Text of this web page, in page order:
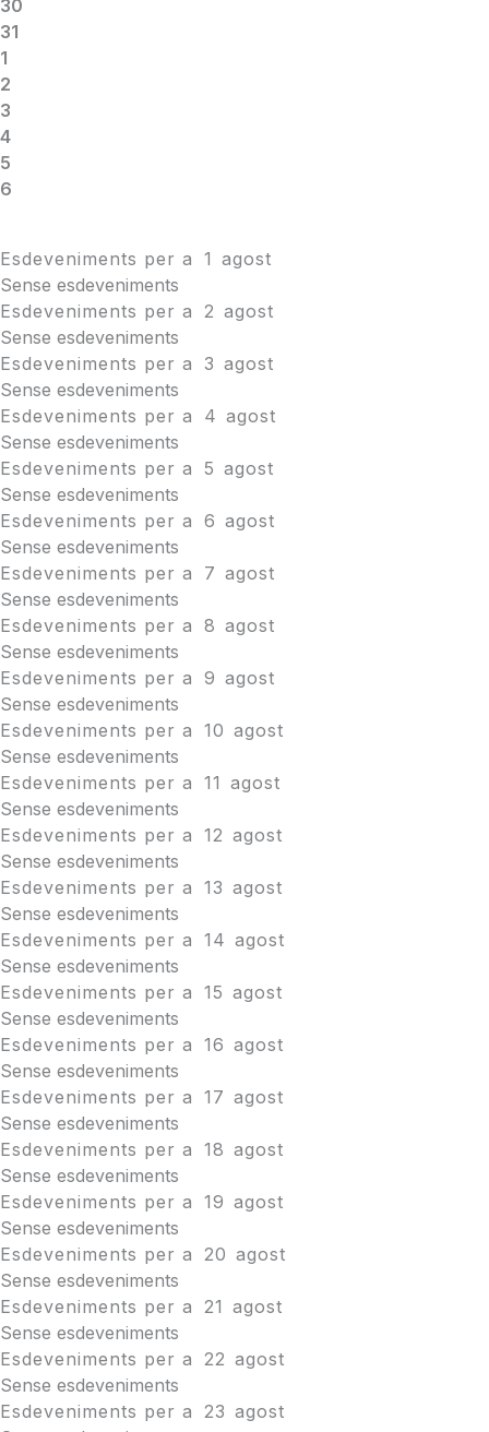
30
31
1
2
3
4
5
6
Esdeveniments per a 1 agost
Sense esdeveniments
Esdeveniments per a
2 agost
Sense esdeveniments
Esdeveniments per a 3 agost
Sense esdeveniments
Esdeveniments per a
4 agost
Sense esdeveniments
Esdeveniments per a 5 agost
Sense esdeveniments
Esdeveniments per a 6 agost
Sense esdeveniments
Esdeveniments per a
7 agost
Sense esdeveniments
Esdeveniments per a 8 agost
Sense esdeveniments
Esdeveniments per a 9 agost
Sense esdeveniments
Esdeveniments per a 10 agost
Sense esdeveniments
Esdeveniments per a 11 agost
Sense esdeveniments
Esdeveniments per a 12 agost
Sense esdeveniments
Esdeveniments per a 13 agost
Sense esdeveniments
Esdeveniments per a 14 agost
Sense esdeveniments
Esdeveniments per a 15 agost
Sense esdeveniments
Esdeveniments per a 16 agost
Sense esdeveniments
Esdeveniments per a 17 agost
Sense esdeveniments
Esdeveniments per a 18 agost
Sense esdeveniments
Esdeveniments per a 19 agost
Sense esdeveniments
Esdeveniments per a
20 agost
Sense esdeveniments
Esdeveniments per a
21 agost
Sense esdeveniments
Esdeveniments per a
22 agost
Sense esdeveniments
Esdeveniments per a
23 agost